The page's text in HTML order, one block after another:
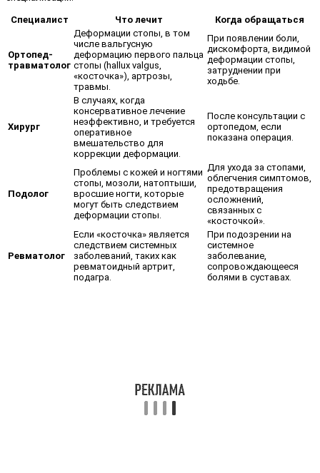
Специалист Что лечит Когда обращаться
Ортопед-
травматолог
Деформации стопы, в том
числе вальгусную
деформацию первого пальца
стопы (hallux valgus,
«косточка»), артрозы,
травмы.
При появлении боли,
дискомфорта, видимой
деформации стопы,
затруднении при
ходьбе.
Хирург
В случаях, когда
консервативное лечение
неэффективно, и требуется
оперативное
вмешательство для
коррекции деформации.
После консультации с
ортопедом, если
показана операция.
Подолог
Проблемы с кожей и ногтями
стопы, мозоли, натоптыши,
вросшие ногти, которые
могут быть следствием
деформации стопы.
Для ухода за стопами,
облегчения симптомов,
предотвращения
осложнений,
связанных с
«косточкой».
Ревматолог
Если «косточка» является
следствием системных
заболеваний, таких как
ревматоидный артрит,
подагра.
При подозрении на
системное
заболевание,
сопровождающееся
болями в суставах.